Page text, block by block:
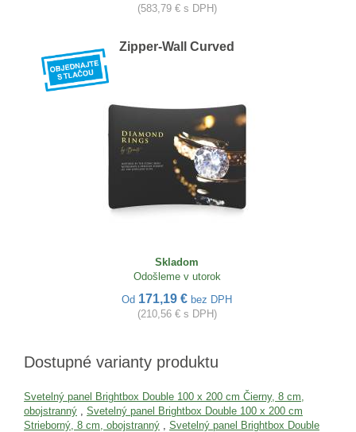
(583,79 € s DPH)
Zipper-Wall Curved
Skladom
Odošleme v utorok
Od 171,19 € bez DPH
(210,56 € s DPH)
Dostupné varianty produktu
Svetelný panel Brightbox Double 100 x 200 cm Čierny, 8 cm,
obojstranný
Svetelný panel Brightbox Double 100 x 200 cm
Strieborný, 8 cm, obojstranný
Svetelný panel Brightbox Double